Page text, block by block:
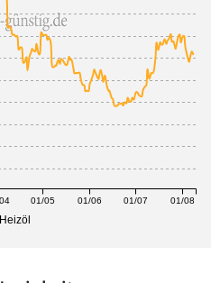
01/05 01/06 01/07 01/08
Heizöl